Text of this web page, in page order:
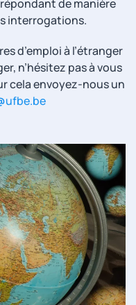
de manière
interrogations.
d’emploi à l’étranger
n’hésitez pas à vous
cela envoyez-nous un
ufbe.be